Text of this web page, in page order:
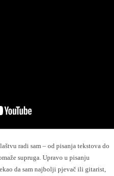
radi sam – od pisanja tekstova do
supruga. Upravo u pisanju
da sam najbolji pjevač ili gitarist,